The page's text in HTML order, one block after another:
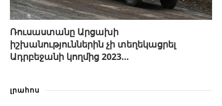
Ռուսաստանը Արցախի
իշխանություններին չի տեղեկացրել
Ադրբեջանի կողմից 2023...
լրահոս